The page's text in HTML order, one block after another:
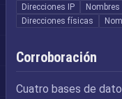
Direcciones IP
Nombres
Direcciones físicas
Corroboración
Cuatro bases de